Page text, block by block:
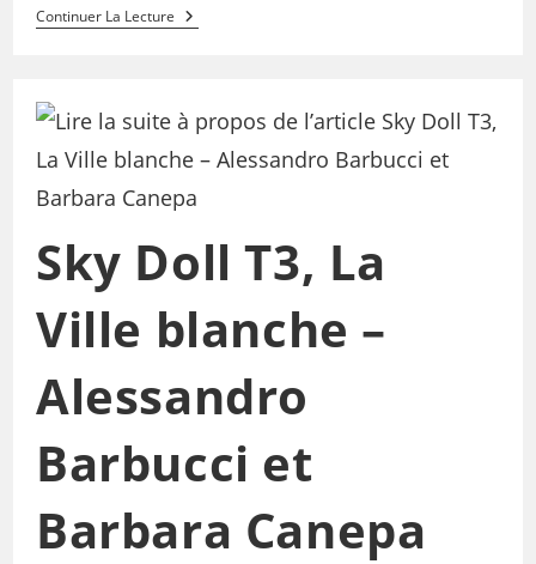
Continuer La Lecture
Sky Doll T3, La
Ville blanche –
Alessandro
Barbucci et
Barbara Canepa